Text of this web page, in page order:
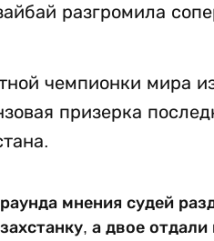
разгромила
чемпионки мира
призерка
мнения судей
а двое